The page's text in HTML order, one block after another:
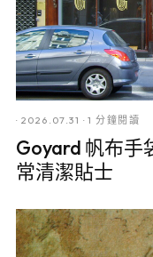
· 2026.07.31 ·1 分鐘閱讀
Goyard 帆布手
常清潔貼士